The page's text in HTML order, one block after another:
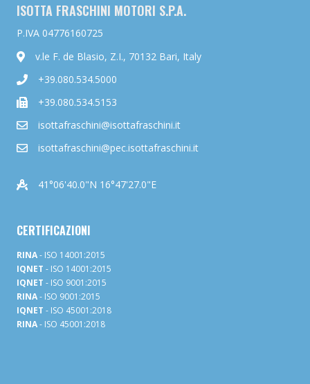
ISOTTA FRASCHINI MOTORI S.P.A.
P.IVA 04776160725
v.le F. de Blasio, Z.I., 70132 Bari, Italy
+39.080.534.5000
+39.080.534.5153
isottafraschini@isottafraschini.it
isottafraschini@pec.isottafraschini.it
41°06'40.0"N 16°47'27.0"E
CERTIFICAZIONI
RINA- ISO 14001:2015
IQNET - ISO 14001:2015
IQNET - ISO 9001:2015
RINA- ISO 9001:2015
IQNET - ISO 45001:2018
RINA- ISO 45001:2018